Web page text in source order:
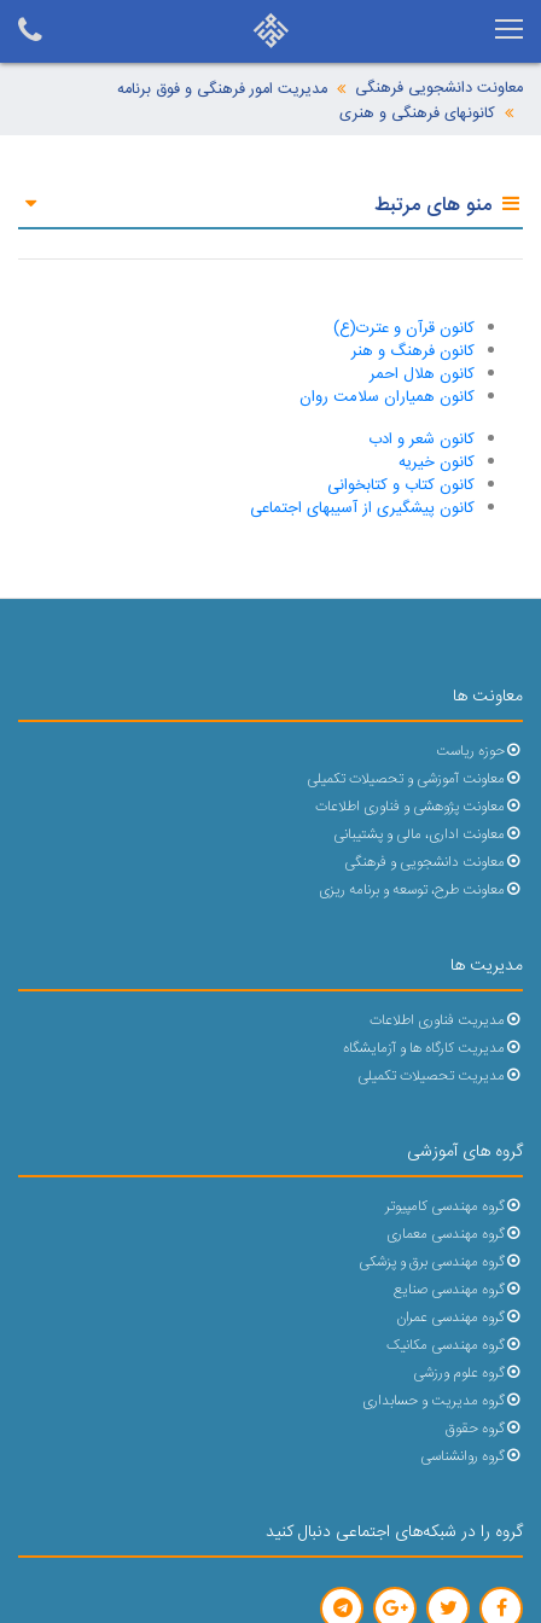
معاونت دانشجویی فرهنگی
مدیریت امور فرهنگی و فوق برنامه
کانونهای فرهنگی و هنری
منو های مرتبط
کانون قرآن و عترت(ع)
کانون فرهنگ و هنر
کانون هلال احمر
کانون همیاران سلامت روان
کانون شعر و ادب
کانون خیریه
کانون کتاب و کتابخوانی
کانون پیشگیری از آسیبهای اجتماعی
معاونت ها
حوزه ریاست
معاونت آموزشی و تحصیلات تکمیلی
معاونت پژوهشی و فناوری اطلاعات
معاونت اداری، مالی و پشتیبانی
معاونت دانشجویی و فرهنگی
معاونت طرح، توسعه و برنامه ریزی
مدیریت ها
مدیریت فناوری اطلاعات
مدیریت کارگاه ها و آزمایشگاه
مدیریت تحصیلات تکمیلی
گروه های آموزشی
گروه مهندسی کامپیوتر
گروه مهندسی معماری
گروه مهندسی برق و پزشکی
گروه مهندسی صنایع
گروه مهندسی عمران
گروه مهندسی مکانیک
گروه علوم ورزشی
گروه مدیریت و حسابداری
گروه حقوق
گروه روانشناسی
گروه را در شبکه‌های اجتماعی دنبال کنید